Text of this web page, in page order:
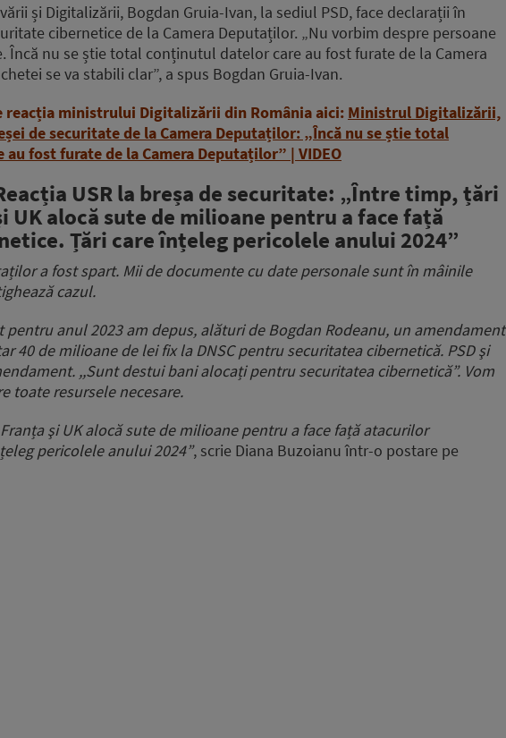
și Digitalizării, Bogdan Gruia-Ivan, la sediul PSD, face declarații în
cibernetice de la Camera Deputaților. „Nu vorbim despre persoane
Încă nu se știe total conținutul datelor care au fost furate de la Camera
se va stabili clar”, a spus Bogdan Gruia-Ivan.
reacția ministrului Digitalizării din România aici: Ministrul Digitalizării,
de securitate de la Camera Deputaților: „Încă nu se știe total
fost furate de la Camera Deputaților” | VIDEO
USR la breșa de securitate: „Între timp, țări
UK alocă sute de milioane pentru a face față
Țări care înțeleg pericolele anului 2024”
a fost spart. Mii de documente cu date personale sunt în mâinile
cazul.
pentru anul 2023 am depus, alături de Bogdan Rodeanu, un amendament
40 de milioane de lei fix la DNSC pentru securitatea cibernetică. PSD şi
,,Sunt destui bani alocați pentru securitatea cibernetică”. Vom
toate resursele necesare.
şi UK alocă sute de milioane pentru a face față atacurilor
pericolele anului 2024”, scrie Diana Buzoianu într-o postare pe